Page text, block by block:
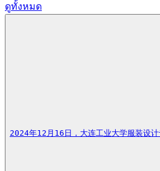
ดูทั้งหมด
2024年12月16日，大连工业大学服装